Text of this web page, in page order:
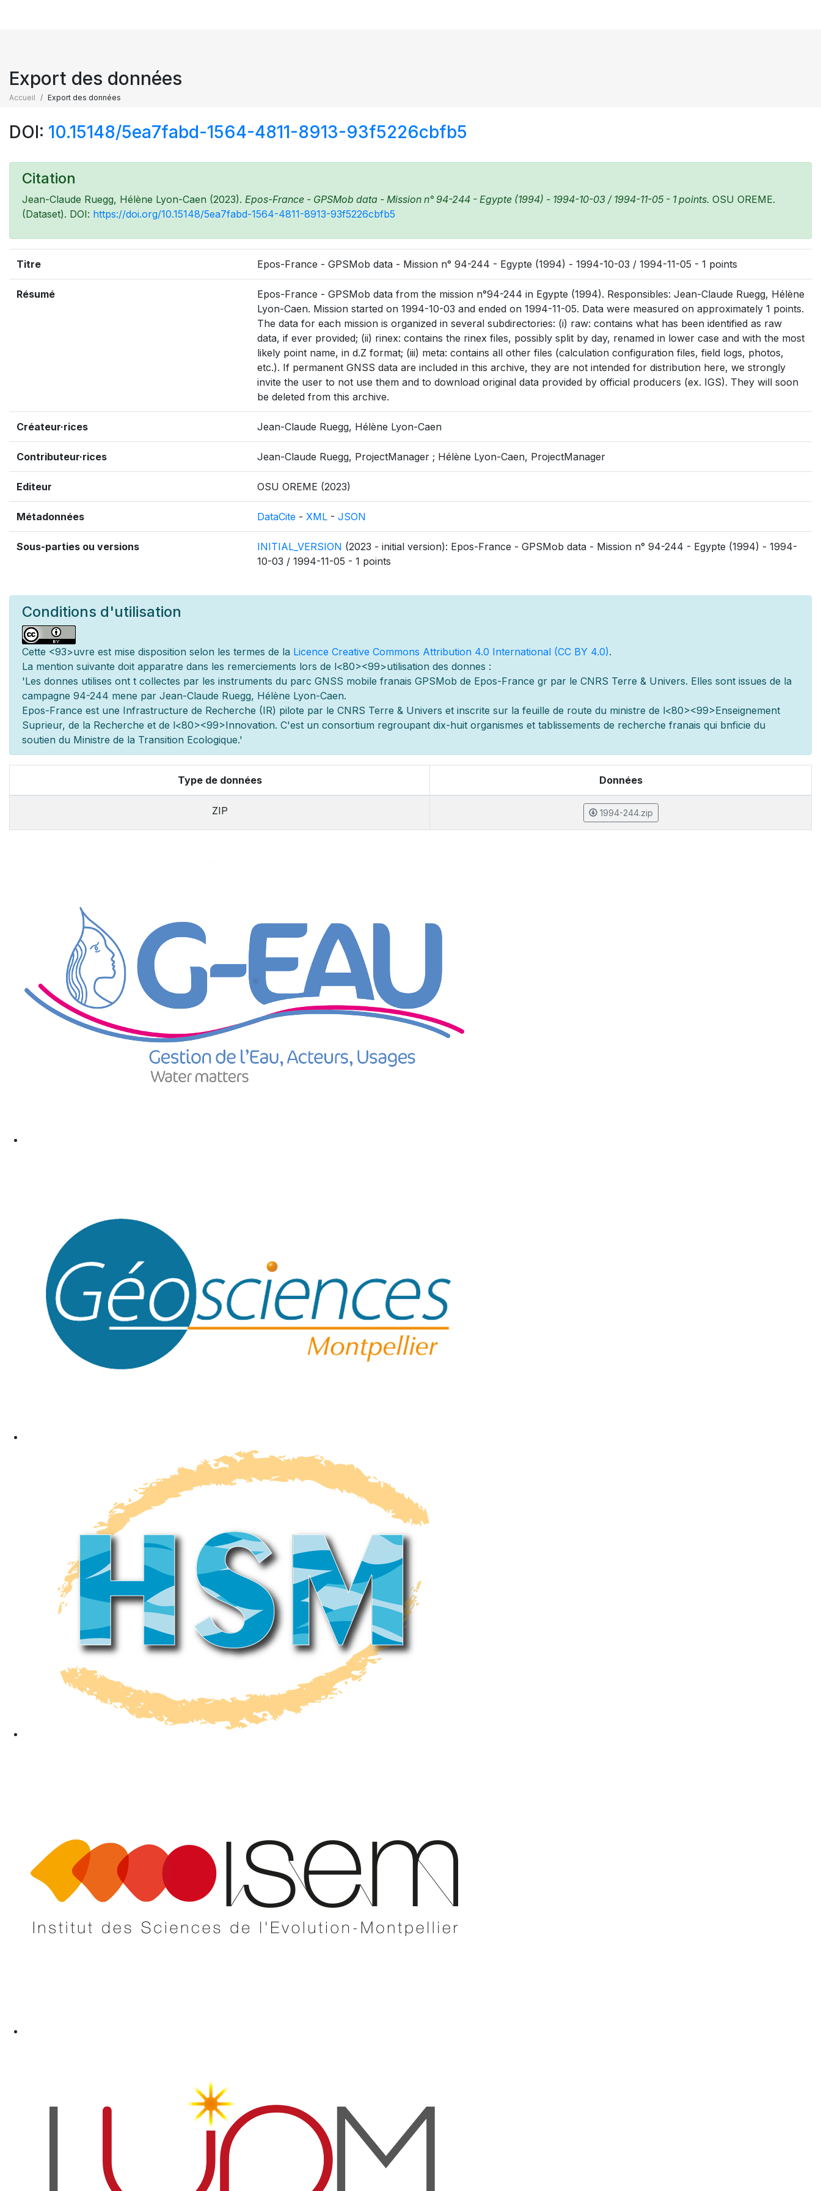
Export des données
Accueil Export des données
DOI: 10.15148/5ea7fabd-1564-4811-8913-93f5226cbfb5
Citation
Jean-Claude Ruegg, Hélène Lyon-Caen (2023). Epos-France - GPSMob data - Mission n° 94-244 - Egypte (1994) - 1994-10-03 / 1994-11-05 - 1 points. OSU OREME.
(Dataset). DOI: https://doi.org/10.15148/5ea7fabd-1564-4811-8913-93f5226cbfb5
Titre Epos-France - GPSMob data - Mission n° 94-244 - Egypte (1994) - 1994-10-03 / 1994-11-05 - 1 points
Résumé
Epos-France - GPSMob data from the mission n°94-244 in Egypte (1994). Responsibles: Jean-Claude Ruegg, Hélène
Lyon-Caen. Mission started on 1994-10-03 and ended on 1994-11-05. Data were measured on approximately 1 points.
The data for each mission is organized in several subdirectories: (i) raw: contains what has been identified as raw
data, if ever provided; (ii) rinex: contains the rinex files, possibly split by day, renamed in lower case and with the most
likely point name, in d.Z format; (iii) meta: contains all other files (calculation configuration files, field logs, photos,
etc.). If permanent GNSS data are included in this archive, they are not intended for distribution here, we strongly
invite the user to not use them and to download original data provided by official producers (ex. IGS). They will soon
be deleted from this archive.
Créateur·rices Jean-Claude Ruegg, Hélène Lyon-Caen
Contributeur·rices Jean-Claude Ruegg, ProjectManager ; Hélène Lyon-Caen, ProjectManager
Editeur OSU OREME (2023)
Métadonnées DataCite - XML - JSON
Sous-parties ou versions INITIAL_VERSION (2023 - initial version): Epos-France - GPSMob data - Mission n° 94-244 - Egypte (1994) - 1994-
10-03 / 1994-11-05 - 1 points
Conditions d'utilisation
Cette <93>uvre est mise disposition selon les termes de la Licence Creative Commons Attribution 4.0 International (CC BY 4.0).
La mention suivante doit apparatre dans les remerciements lors de l<80><99>utilisation des donnes :
'Les donnes utilises ont t collectes par les instruments du parc GNSS mobile franais GPSMob de Epos-France gr par le CNRS Terre & Univers. Elles sont issues de la
campagne 94-244 mene par Jean-Claude Ruegg, Hélène Lyon-Caen.
Epos-France est une Infrastructure de Recherche (IR) pilote par le CNRS Terre & Univers et inscrite sur la feuille de route du ministre de l<80><99>Enseignement
Suprieur, de la Recherche et de l<80><99>Innovation. C'est un consortium regroupant dix-huit organismes et tablissements de recherche franais qui bnficie du
soutien du Ministre de la Transition Ecologique.'
Type de données Données
ZIP 1994-244.zip